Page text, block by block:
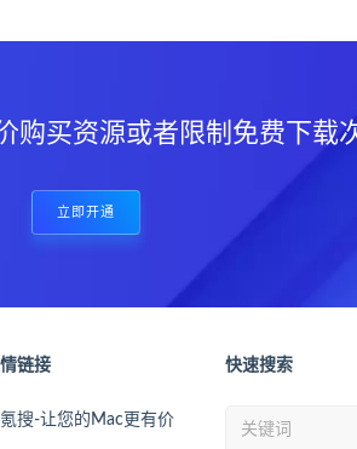
购买资源或者限制免费下载
立即开通
链接
搜-让您的Mac更有价
快速搜索